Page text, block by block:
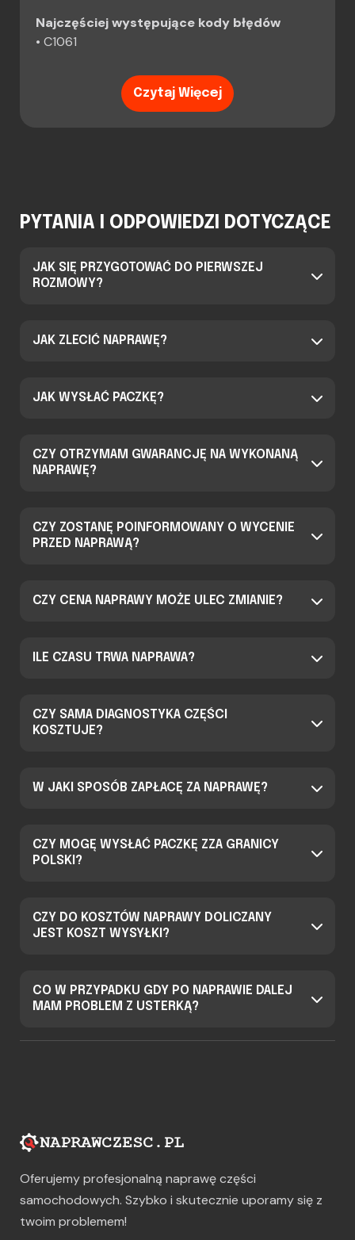
Najczęściej występujące kody błędów
• C1061
Czytaj Więcej
PYTANIA I ODPOWIEDZI DOTYCZĄCE
JAK SIĘ PRZYGOTOWAĆ DO PIERWSZEJ
ROZMOWY?
JAK ZLECIĆ NAPRAWĘ?
JAK WYSŁAĆ PACZKĘ?
CZY OTRZYMAM GWARANCJĘ NA WYKONANĄ
NAPRAWĘ?
CZY ZOSTANĘ POINFORMOWANY O WYCENIE
PRZED NAPRAWĄ?
CZY CENA NAPRAWY MOŻE ULEC ZMIANIE?
ILE CZASU TRWA NAPRAWA?
CZY SAMA DIAGNOSTYKA CZĘŚCI
KOSZTUJE?
W JAKI SPOSÓB ZAPŁACĘ ZA NAPRAWĘ?
CZY MOGĘ WYSŁAĆ PACZKĘ ZZA GRANICY
POLSKI?
CZY DO KOSZTÓW NAPRAWY DOLICZANY
JEST KOSZT WYSYŁKI?
CO W PRZYPADKU GDY PO NAPRAWIE DALEJ
MAM PROBLEM Z USTERKĄ?
Oferujemy profesjonalną naprawę części
samochodowych. Szybko i skutecznie uporamy się z
twoim problemem!